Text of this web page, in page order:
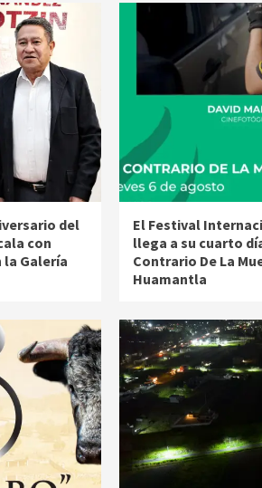
del
con
Galería
El Festival
llega a su cuarto
Contrario De La
Huamantla